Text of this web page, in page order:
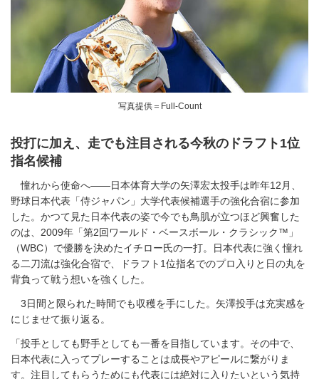
写真提供＝Full-Count
投打に加え、走でも注目される今秋のドラフト1位
指名候補
憧れから使命へ――日本体育大学の矢澤宏太投手は昨年12月、
野球日本代表「侍ジャパン」大学代表候補選手の強化合宿に参加
した。かつて見た日本代表の姿で今でも鳥肌が立つほど興奮した
のは、2009年「第2回ワールド・ベースボール・クラシック™」
（WBC）で優勝を決めたイチロー氏の一打。日本代表に強く憧れ
る二刀流は強化合宿で、ドラフト1位指名でのプロ入りと日の丸を
背負って戦う想いを強くした。
3日間と限られた時間でも収穫を手にした。矢澤投手は充実感を
にじませて振り返る。
「投手としても野手としても一番を目指しています。その中で、
日本代表に入ってプレーすることは成長やアピールに繋がりま
す。注目してもらうためにも代表には絶対に入りたいという気持